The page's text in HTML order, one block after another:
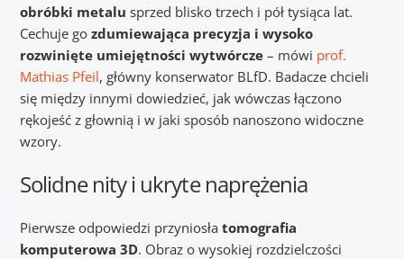
obróbki metalu sprzed blisko trzech i pół tysiąca lat.
Cechuje go zdumiewająca precyzja i wysoko
rozwinięte umiejętności wytwórcze– mówi prof.
Mathias Pfeil, główny konserwator BLfD. Badacze chcieli
się między innymi dowiedzieć, jak wówczas łączono
rękojeść z głownią i w jaki sposób nanoszono widoczne
wzory.
Solidne nity i ukryte naprężenia
Pierwsze odpowiedzi przyniosła tomografia
komputerowa 3D. Obraz o wysokiej rozdzielczości